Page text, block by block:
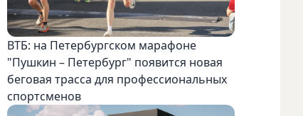
ВТБ: на Петербургском марафоне
"Пушкин – Петербург" появится новая
беговая трасса для профессиональных
спортсменов